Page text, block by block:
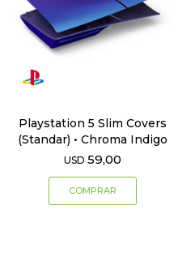
Playstation 5 Slim Covers
(Standar) • Chroma Indigo
USD 59,00